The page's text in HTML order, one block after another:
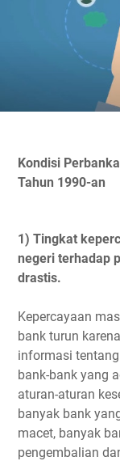
Kondisi
Tahun 1990-an
1) Tingkat
negeri terhadap
drastis.
Kepercayaan
bank turun
informasi
bank-bank yang
aturan-aturan
banyak bank
macet, banyak
pengembalian